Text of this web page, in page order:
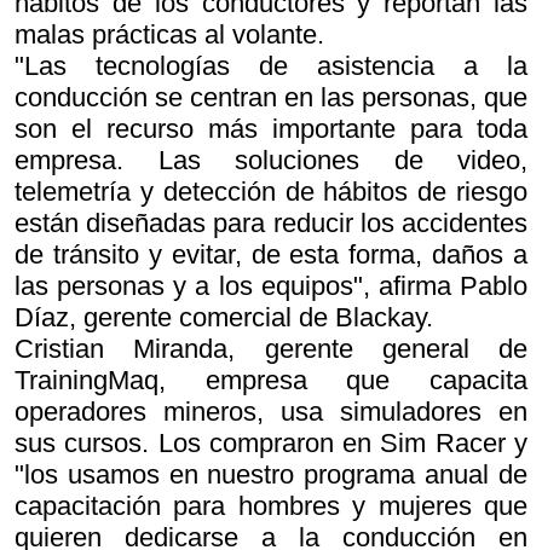
malas prácticas al volante.
"Las tecnologías de asistencia a la
conducción se centran en las personas, que
son el recurso más importante para toda
empresa. Las soluciones de video,
telemetría y detección de hábitos de riesgo
están diseñadas para reducir los accidentes
de tránsito y evitar, de esta forma, daños a
las personas y a los equipos", afirma Pablo
Díaz, gerente comercial de Blackay.
Cristian Miranda, gerente general de
TrainingMaq, empresa que capacita
operadores mineros, usa simuladores en
sus cursos. Los compraron en Sim Racer y
"los usamos en nuestro programa anual de
capacitación para hombres y mujeres que
quieren dedicarse a la conducción en